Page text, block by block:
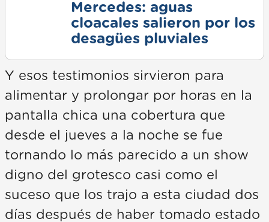
Mercedes: aguas
cloacales salieron por los
desagües pluviales
Y esos testimonios sirvieron para
alimentar y prolongar por horas en la
pantalla chica una cobertura que
desde el jueves a la noche se fue
tornando lo más parecido a un show
digno del grotesco casi como el
suceso que los trajo a esta ciudad dos
días después de haber tomado estado